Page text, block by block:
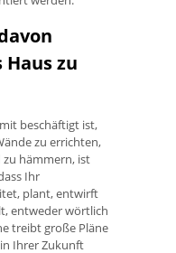
zu
beschäftigt ist,
zu errichten,
zu hämmern, ist
Ihr
plant, entwirft
entweder wörtlich
treibt große Pläne
Ihrer Zukunft